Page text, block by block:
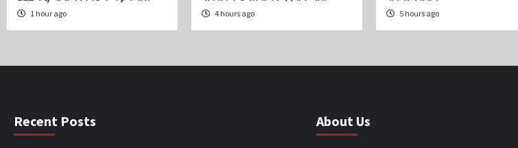
1 hour ago 4 hours ago 5 hours ago
Recent Posts About Us